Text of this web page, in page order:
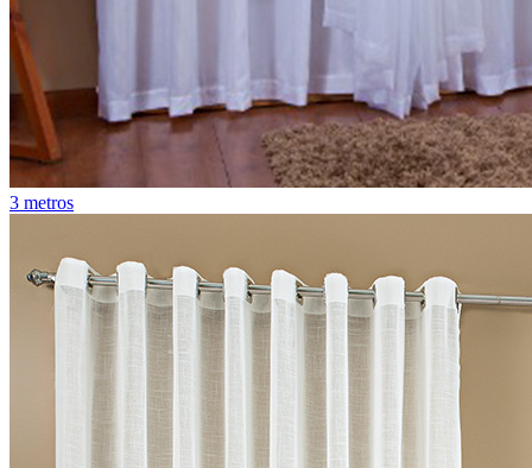
3 metros